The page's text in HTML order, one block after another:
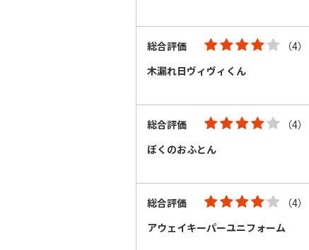
総合評価
（4）
木漏れ日ヴィヴィくん
総合評価
（4）
ぼくのおふとん
総合評価
（4）
アウェイキーパーユニフォーム